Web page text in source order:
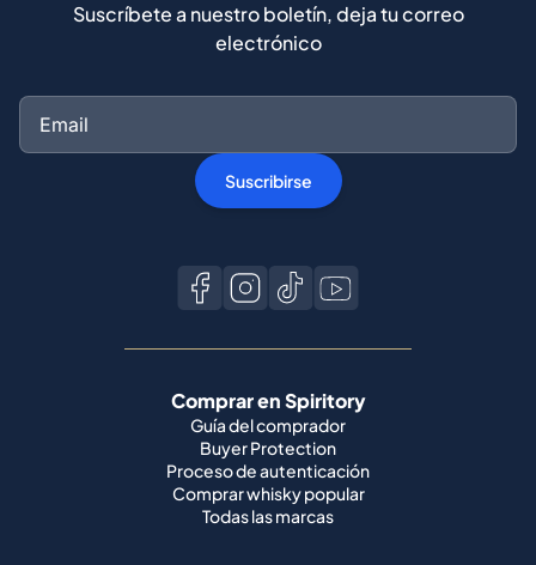
Suscríbete a nuestro boletín, deja tu correo
electrónico
Suscribirse
Comprar en Spiritory
Guía del comprador
Buyer Protection
Proceso de autenticación
Comprar whisky popular
Todas las marcas